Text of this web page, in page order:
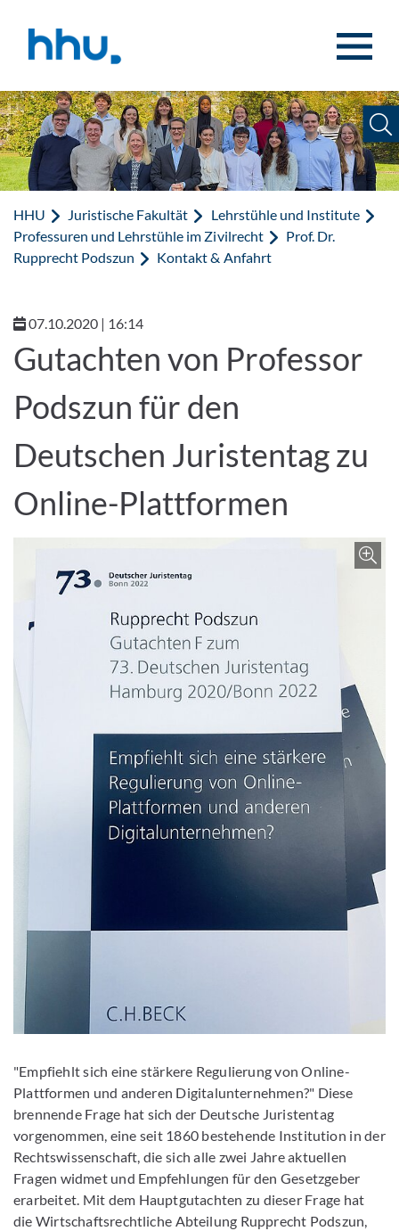
HHU Juristische Fakultät
Lehrstühle und Institute
Professuren und Lehrstühle im Zivilrecht
Prof. Dr.
Rupprecht Podszun
Kontakt & Anfahrt
07.10.2020 | 16:14
Gutachten von Professor
Podszun für den
Deutschen Juristentag zu
Online-Plattformen
"Empfiehlt sich eine stärkere Regulierung von Online-
Plattformen und anderen Digitalunternehmen?" Diese
brennende Frage hat sich der Deutsche Juristentag
vorgenommen, eine seit 1860 bestehende Institution in der
Rechtswissenschaft, die sich alle zwei Jahre aktuellen
Fragen widmet und Empfehlungen für den Gesetzgeber
erarbeitet. Mit dem Hauptgutachten zu dieser Frage hat
die Wirtschaftsrechtliche Abteilung Rupprecht Podszun,